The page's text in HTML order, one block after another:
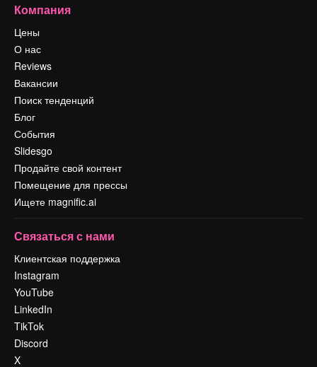
Компания
Цены
О нас
Reviews
Вакансии
Поиск тенденций
Блог
События
Slidesgo
Продайте свой контент
Помещение для прессы
Ищете magnific.ai
Связаться с нами
Клиентская поддержка
Instagram
YouTube
LinkedIn
TikTok
Discord
X